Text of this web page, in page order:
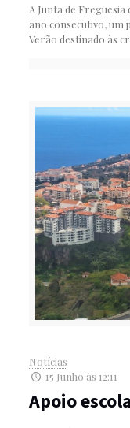
A Junta de
ano consecutivo, um
Verão destinado às
Notícias
15 Junho às 12:11
Apoio